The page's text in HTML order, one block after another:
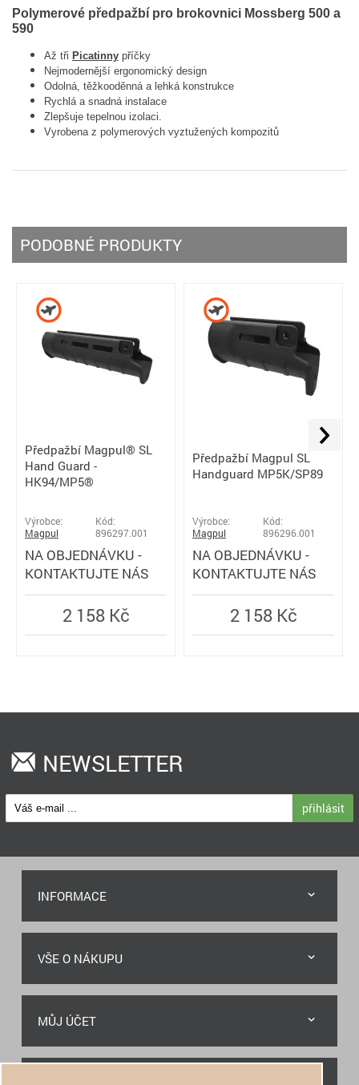
Polymerové předpažbí pro brokovnici Mossberg 500 a
590
Až tři Picatinny příčky
Nejmodernější ergonomický design
Odolná, těžkooděnná a lehká konstrukce
Rychlá a snadná instalace
Zlepšuje tepelnou izolaci.
Vyrobena z polymerových vyztužených kompozitů
PODOBNÉ PRODUKTY
Předpažbí Magpul® SL
Hand Guard -
HK94/MP5®
Výrobce:
Magpul
Kód:
896297.001
NA OBJEDNÁVKU -
KONTAKTUJTE NÁS
2 158 Kč
Předpažbí Magpul SL
Handguard MP5K/SP89
Výrobce:
Magpul
Kód:
896296.001
NA OBJEDNÁVKU -
KONTAKTUJTE NÁS
2 158 Kč
NEWSLETTER
přihlásit
INFORMACE
VŠE O NÁKUPU
MŮJ ÚČET